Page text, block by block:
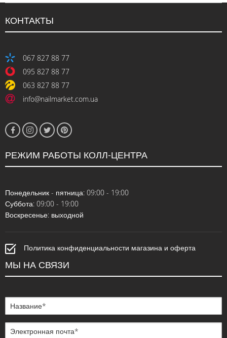
КОНТАКТЫ
067 827 88 77
095 827 88 77
063 827 88 77
info@nailmarket.com.ua
РЕЖИМ РАБОТЫ КОЛЛ-ЦЕНТРА
Понедельник - пятница: 09:00 - 19:00
Суббота: 09:00 - 19:00
Воскресенье: выходной
Политика конфиденциальности магазина и оферта
МЫ НА СВЯЗИ